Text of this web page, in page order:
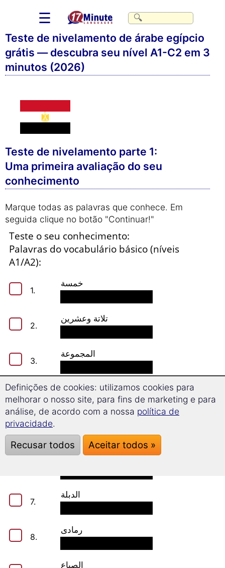
☰
Teste de nivelamento de árabe egípcio
grátis — descubra seu nível A1-C2 em 3
minutos (2026)
Teste de nivelamento parte 1:
Uma primeira avaliação do seu
conhecimento
Marque todas as palavras que conhece. Em
seguida clique no botão "Continuar!"
Teste o seu conhecimento:
Palavras do vocabulário básico (níveis
A1/A2):
1.
خمسة
2.
تلاتة وعشرين
3.
المجموعة
4.
يحتاج
7.
الدبلة
8.
رمادى
الصباع
Definições de cookies: utilizamos cookies para
melhorar o nosso site, para fins de marketing e para
análise, de acordo com a nossa política de
privacidade.
Recusar todos Aceitar todos »